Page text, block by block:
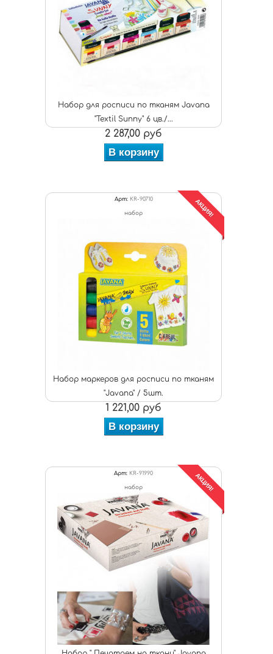
Набор для росписи по тканям Javana
"Textil Sunny" 6 цв./...
2 287,00 руб
В корзину
Арт: KR-90710
набор
Набор маркеров для росписи по тканям
"Javana" / 5шт.
АКЦИЯ!
1 221,00 руб
В корзину
Арт: KR-91990
набор АКЦИЯ!